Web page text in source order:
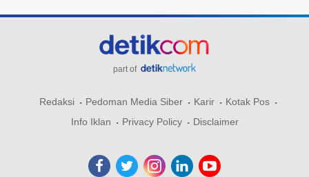
part of
Redaksi Pedoman Media Siber Karir
Kotak Pos
Info Iklan
Privacy Policy Disclaimer